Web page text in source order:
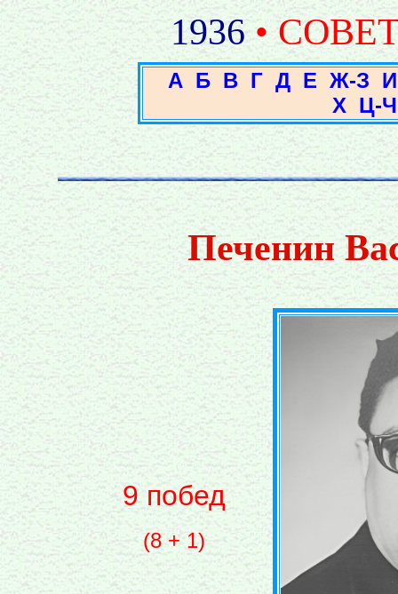
1936 •
А Б В Г Д Е Ж-З И
Х Ц-Ч
Печенин
9 побед
(8 + 1)